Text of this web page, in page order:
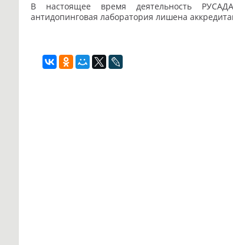
В настоящее время деятельность
антидопинговая лаборатория лишена